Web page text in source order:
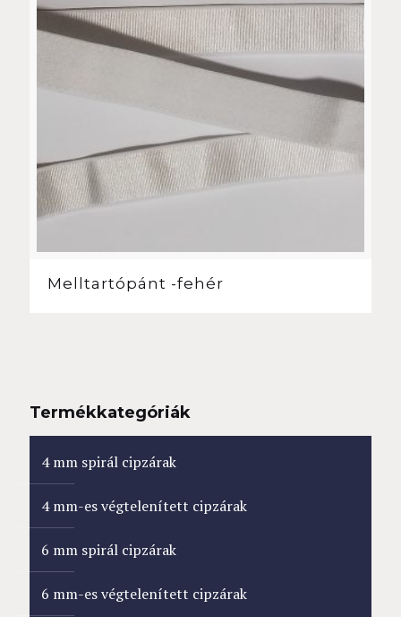
Melltartópánt -fehér
Termékkategóriák
4 mm spirál cipzárak
4 mm-es végtelenített cipzárak
6 mm spirál cipzárak
6 mm-es végtelenített cipzárak